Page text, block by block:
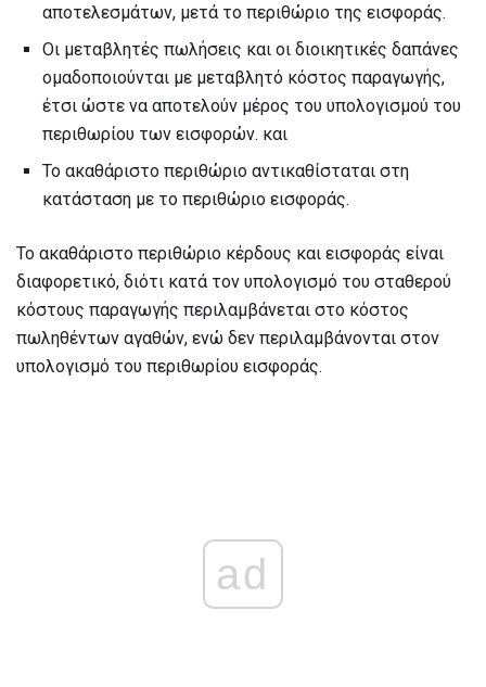
αποτελεσμάτων, μετά το περιθώριο της εισφοράς.
Οι μεταβλητές πωλήσεις και οι διοικητικές δαπάνες
ομαδοποιούνται με μεταβλητό κόστος παραγωγής,
έτσι ώστε να αποτελούν μέρος του υπολογισμού του
περιθωρίου των εισφορών. και
Το ακαθάριστο περιθώριο αντικαθίσταται στη
κατάσταση με το περιθώριο εισφοράς.
Το ακαθάριστο περιθώριο κέρδους και εισφοράς είναι
διαφορετικό, διότι κατά τον υπολογισμό του σταθερού
κόστους παραγωγής περιλαμβάνεται στο κόστος
πωληθέντων αγαθών, ενώ δεν περιλαμβάνονται στον
υπολογισμό του περιθωρίου εισφοράς.
ad